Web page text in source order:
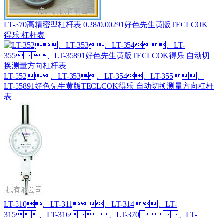
LT-370高精密型杠杆表 0.28/0.00291好色先生黄版TECLCOK
得乐 杠杆表
LT-352、LT-353、LT-354、LT-355、
LT-35891好色先生黄版TECLCOK得乐 自动切换测量方向杠杆
表
LT-310、LT-311、LT-314、LT-
315、LT-316、LT-370、LT-